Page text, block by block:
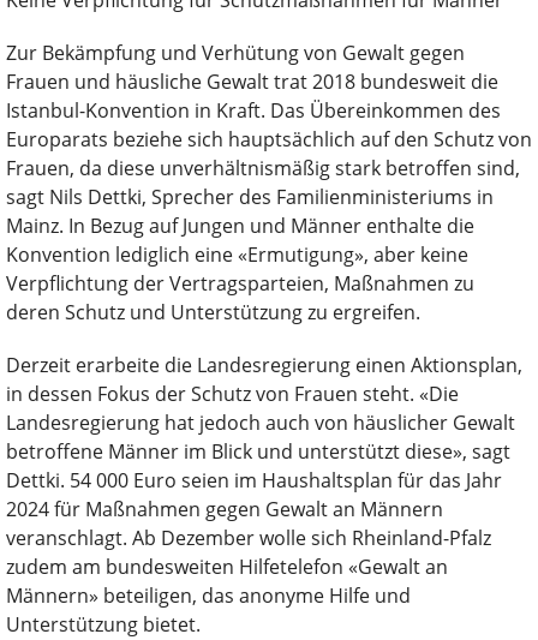
Zur Bekämpfung und Verhütung von Gewalt gegen
Frauen und häusliche Gewalt trat 2018 bundesweit die
Istanbul-Konvention in Kraft. Das Übereinkommen des
Europarats beziehe sich hauptsächlich auf den Schutz von
Frauen, da diese unverhältnismäßig stark betroffen sind,
sagt Nils Dettki, Sprecher des Familienministeriums in
Mainz. In Bezug auf Jungen und Männer enthalte die
Konvention lediglich eine «Ermutigung», aber keine
Verpflichtung der Vertragsparteien, Maßnahmen zu
deren Schutz und Unterstützung zu ergreifen.
Derzeit erarbeite die Landesregierung einen Aktionsplan,
in dessen Fokus der Schutz von Frauen steht. «Die
Landesregierung hat jedoch auch von häuslicher Gewalt
betroffene Männer im Blick und unterstützt diese», sagt
Dettki. 54 000 Euro seien im Haushaltsplan für das Jahr
2024 für Maßnahmen gegen Gewalt an Männern
veranschlagt. Ab Dezember wolle sich Rheinland-Pfalz
zudem am bundesweiten Hilfetelefon «Gewalt an
Männern» beteiligen, das anonyme Hilfe und
Unterstützung bietet.